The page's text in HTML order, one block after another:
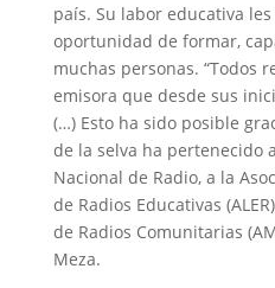
país. Su labor educativa
oportunidad de formar,
muchas personas. “Todos
emisora que desde sus
(…) Esto ha sido posible
de la selva ha pertenecido
Nacional de Radio, a la
de Radios Educativas
de Radios Comunitarias
Meza.